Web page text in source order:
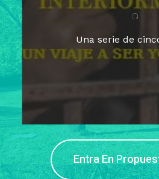
Una serie de
El camino hacia
Barreras de la
Fortaleciendo
Entra En